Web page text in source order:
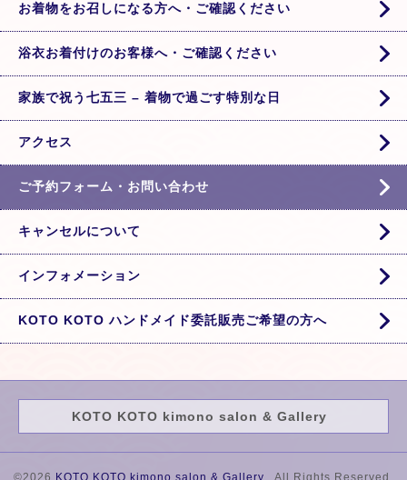
お着物をお召しになる方へ・ご確認ください
浴衣お着付けのお客様へ・ご確認ください
家族で祝う七五三 – 着物で過ごす特別な日
アクセス
ご予約フォーム・お問い合わせ
キャンセルについて
インフォメーション
KOTO KOTO ハンドメイド委託販売ご希望の方へ
KOTO KOTO kimono salon & Gallery
©2026 KOTO KOTO kimono salon & Gallery . All Rights Reserved.